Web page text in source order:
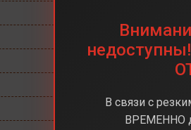
50Мп+10Мп+12Мп
Snapdragon 8
Android
В связи с
ВРЕМЕННО